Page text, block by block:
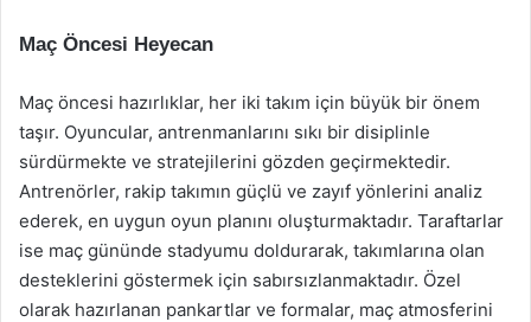
Maç Öncesi Heyecan
Maç öncesi hazırlıklar, her iki takım için büyük bir önem
taşır. Oyuncular, antrenmanlarını sıkı bir disiplinle
sürdürmekte ve stratejilerini gözden geçirmektedir.
Antrenörler, rakip takımın güçlü ve zayıf yönlerini analiz
ederek, en uygun oyun planını oluşturmaktadır. Taraftarlar
ise maç gününde stadyumu doldurarak, takımlarına olan
desteklerini göstermek için sabırsızlanmaktadır. Özel
olarak hazırlanan pankartlar ve formalar, maç atmosferini